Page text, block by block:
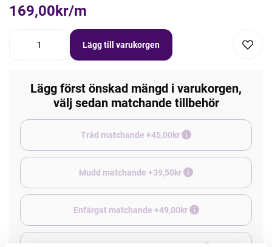
169,00kr/m
Lägg till varukorgen
Lägg först önskad mängd i varukorgen,
välj sedan matchande tillbehör
Tråd matchande +45,00kr
Mudd matchande +39,50kr
Enfärgat matchande +49,00kr